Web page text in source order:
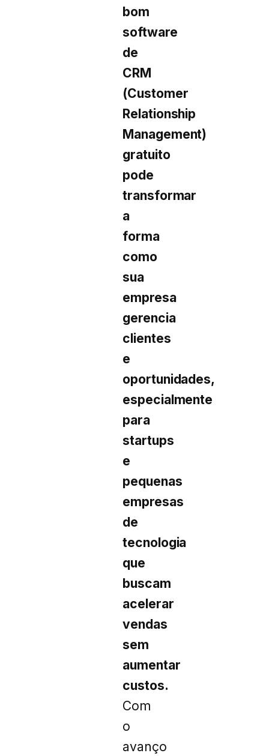
bom
software
de
CRM
(Customer
Relationship
Management)
gratuito
pode
transformar
a
forma
como
sua
empresa
gerencia
clientes
e
oportunidades,
especialmente
para
startups
e
pequenas
empresas
de
tecnologia
que
buscam
acelerar
vendas
sem
aumentar
custos.
Com
o
avanço